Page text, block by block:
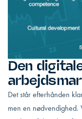
Den
Det står efterhånden
men en nødvendighed.